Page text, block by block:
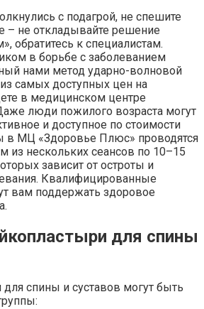
с подагрой, не спешите
– не откладывайте решение
обратитесь к специалистам.
в борьбе с заболеванием
нами метод ударно-волновой
самых доступных цен на
в медицинском центре
люди пожилого возраста могут
и доступное по стоимости
в МЦ «Здоровье Плюс» проводятся
из нескольких сеансов по 10–15
зависит от остроты и
Квалифицированные
вам поддержать здоровое
для спины
спины и суставов могут быть